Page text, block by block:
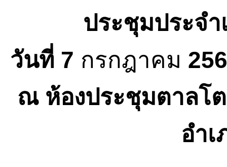
ประชุมประจำ
วันที่ 7 กรกฎาคม
ณ ห้องประชุมตาลโ
อำ